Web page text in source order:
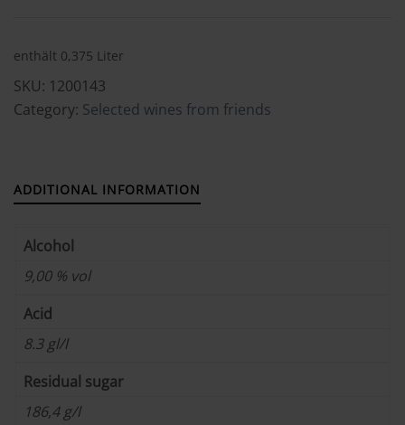
enthält 0,375 Liter
SKU: 1200143
Category: Selected wines from friends
ADDITIONAL INFORMATION
Alcohol
9,00 % vol
Acid
8.3 gl/l
Residual sugar
186,4 g/l